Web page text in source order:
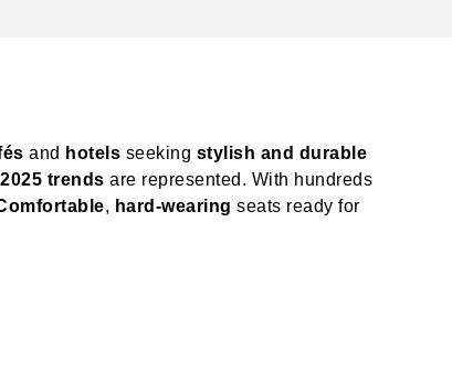
and hotels seeking stylish and durable
2025 trends are represented. With hundreds
, hard‑wearing seats ready for